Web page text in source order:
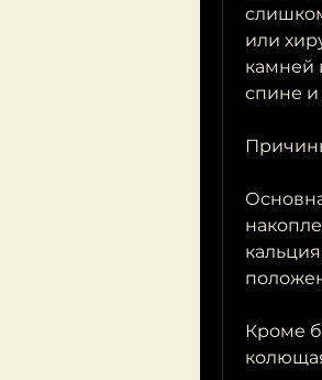
или
камней
спине и
Кроме